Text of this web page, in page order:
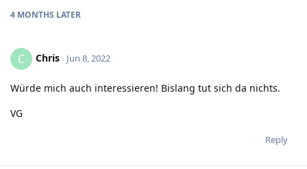
4 MONTHS LATER
C Chris Jun 8, 2022
Würde mich auch interessieren! Bislang tut sich da nichts.
VG
Reply